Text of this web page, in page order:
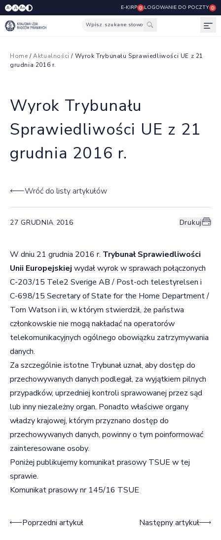
A- A A+ E-KIRP LOGOWANIE DO POCZTY
Wpisz szukane słowo
Home /Aktualności / Wyrok Trybunału Sprawiedliwości UE z 21
grudnia 2016 r.
Wyrok Trybunału
Sprawiedliwości UE z 21
grudnia 2016 r.
Wróć do listy artykułów
27 GRUDNIA 2016 Drukuj
W dniu 21 grudnia 2016 r. Trybunał Sprawiedliwości
Unii Europejskiej wydał wyrok w sprawach połączonych
C-203/15 Tele2 Sverige AB / Post-och telestyrelsen i
C-698/15 Secretary of State for the Home Department /
Tom Watson i in, w którym stwierdził, że państwa
członkowskie nie mogą nakładać na operatorów
telekomunikacyjnych ogólnego obowiązku zatrzymywania
danych.
Za szczególnie istotne Trybunał uznał, aby dostęp do
przechowywanych danych podlegał, za wyjątkiem pilnych
przypadków, uprzedniej kontroli sprawowanej przez sąd
lub inny niezależny organ. Ponadto właściwe organy
władzy krajowej, którym przyznano dostęp do
przechowywanych danych, powinny o tym poinformować
zainteresowane osoby.
Poniżej publikujemy komunikat prasowy TSUE w tej
sprawie.
Komunikat prasowy nr 145/16 TSUE
Nawigacja wpisu
Poprzedni artykuł Następny artykuł